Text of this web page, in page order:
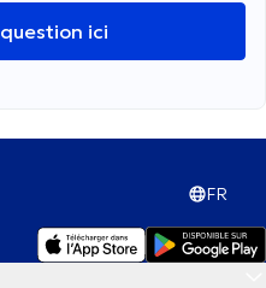
ici
FR